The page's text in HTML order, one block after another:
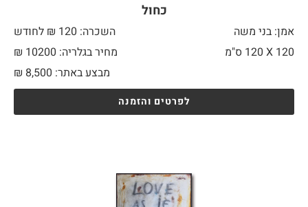
כחול
אמן: בני משה
השכרה: 120 ₪ לחודש
120 X
מחיר בגלריה: 10200 ₪
מבצע באתר:
₪ 8,500
לפרטים והזמנה